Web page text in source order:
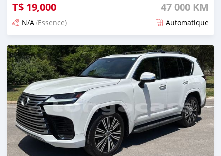
T$ 19,000 47 000 KM
N/A (Essence) Automatique
Publié il y a 19 jours